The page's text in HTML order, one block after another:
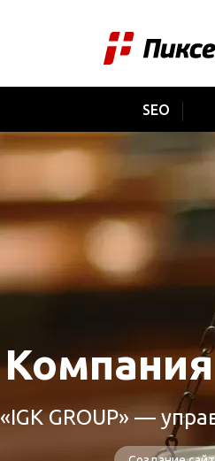
SEO
Компания
«IGK GROUP» —